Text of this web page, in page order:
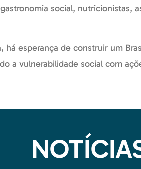
gastronomia social, nutricionistas,
há esperança de construir um
a vulnerabilidade social com